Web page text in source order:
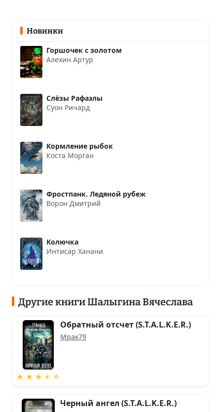
Новинки
Горшочек с золотом
Алехин Артур
Слёзы Рафаэлы
Суон Ричард
Кормление рыбок
Коста Морган
Фростпанк. Ледяной рубеж
Ворон Дмитрий
Колючка
Интисар Ханани
Другие книги Шалыгина Вячеслава
★ ★ ★ ⯪ ☆
Обратный отсчет (S.T.A.L.K.E.R.)
Мрак79
Черный ангел (S.T.A.L.K.E.R.)